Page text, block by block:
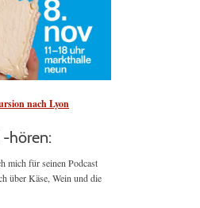
nach Lyon
hören:
mich für seinen Podcast
über Käse, Wein und die